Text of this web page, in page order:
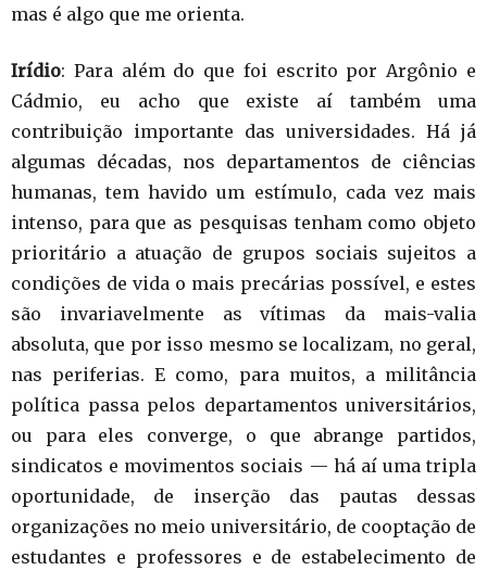
mas é algo que me orienta.
Irídio: Para além do que foi escrito por Argônio e
Cádmio, eu acho que existe aí também uma
contribuição importante das universidades. Há já
algumas décadas, nos departamentos de ciências
humanas, tem havido um estímulo, cada vez mais
intenso, para que as pesquisas tenham como objeto
prioritário a atuação de grupos sociais sujeitos a
condições de vida o mais precárias possível, e estes
são invariavelmente as vítimas da mais-valia
absoluta, que por isso mesmo se localizam, no geral,
nas periferias. E como, para muitos, a militância
política passa pelos departamentos universitários,
ou para eles converge, o que abrange partidos,
sindicatos e movimentos sociais — há aí uma tripla
oportunidade, de inserção das pautas dessas
organizações no meio universitário, de cooptação de
estudantes e professores e de estabelecimento de